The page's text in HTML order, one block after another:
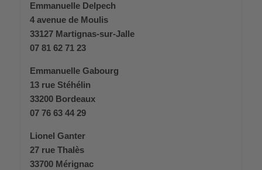
Emmanuelle Delpech
4 avenue de Moulis
33127 Martignas-sur-Jalle
07 81 62 71 23
Emmanuelle Gabourg
13 rue Stéhélin
33200 Bordeaux
07 76 63 44 29
Lionel Ganter
27 rue Thalès
33700 Mérignac